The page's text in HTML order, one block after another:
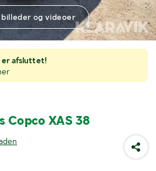
er afsluttet!
Copco XAS 38
billeder og videoer